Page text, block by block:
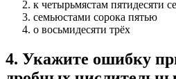
к четырьмястам пятидесяти
семьюстами сорока пятью
о восьмидесяти трёх
4. Укажите ошибку